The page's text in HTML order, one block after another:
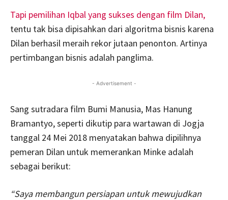
Tapi pemilihan Iqbal yang sukses dengan film Dilan,
tentu tak bisa dipisahkan dari algoritma bisnis karena
Dilan berhasil meraih rekor jutaan penonton. Artinya
pertimbangan bisnis adalah panglima.
- Advertisement -
Sang sutradara film Bumi Manusia, Mas Hanung
Bramantyo, seperti dikutip para wartawan di Jogja
tanggal 24 Mei 2018 menyatakan bahwa dipilihnya
pemeran Dilan untuk memerankan Minke adalah
sebagai berikut:
“Saya membangun persiapan untuk mewujudkan